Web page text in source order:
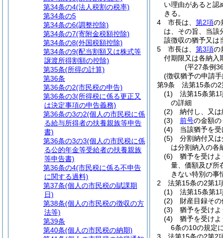
い理由があると認
きる。
4
市長は、 第2項の
は、その旨、当該
該徴収の猶予又は
5
市長は、 第3項の
付期限又は各納入
(平27条例
(徴収猶予の申請
第9条
法第15条の2
(1)
法第15条第1
の詳細
(2)
納付し、又
(3)
前号の金額
(4)
当該猶予を
(5)
分割納付又
は分割納入の各
(6)
猶予を受け
量、価額及び所
きない特別の事
2
法第15条の2第1
(1)
法第15条第1
(2)
財産目録そ
(3)
猶予を受け
(4)
猶予を受け
6条の10の規定
第34条の4(法人税割の税率)
第34条の5
第34条の6(調整控除)
第34条の7(寄附金税額控除)
第34条の8(外国税額控除)
第34条の9(配当割額又は株式等
譲渡所得割額の控除)
第35条(所得の計算)
第36条
第36条の2(市民税の申告)
第36条の3(所得税に係る更正又
は決定事項の申告義務)
第36条の3の2(個人の市民税に係
る給与所得者の扶養親族等申告
書)
第36条の3の3(個人の市民税に係
る公的年金等受給者の扶養親族
等申告書)
第36条の4(市民税に係る不申告
に関する過料)
第37条(個人の市民税の賦課期
日)
第38条(個人の市民税の徴収の方
法等)
第39条
第40条(個人の市民税の納期)